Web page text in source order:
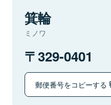
箕輪
ミノワ
329-0401
郵便番号をコピーする